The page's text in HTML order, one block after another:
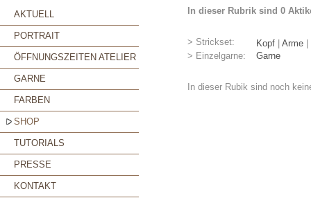
AKTUELL
PORTRAIT
ÖFFNUNGSZEITEN ATELIER
GARNE
FARBEN
SHOP
TUTORIALS
PRESSE
KONTAKT
In dieser Rubrik sind 0
> Strickset: Kopf Arme
> Einzelgarne:
Garne
In dieser Rubik sind noch